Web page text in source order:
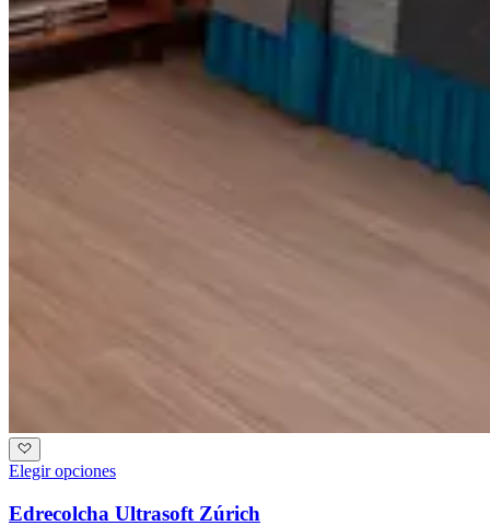
Elegir opciones
Edrecolcha Ultrasoft Zúrich